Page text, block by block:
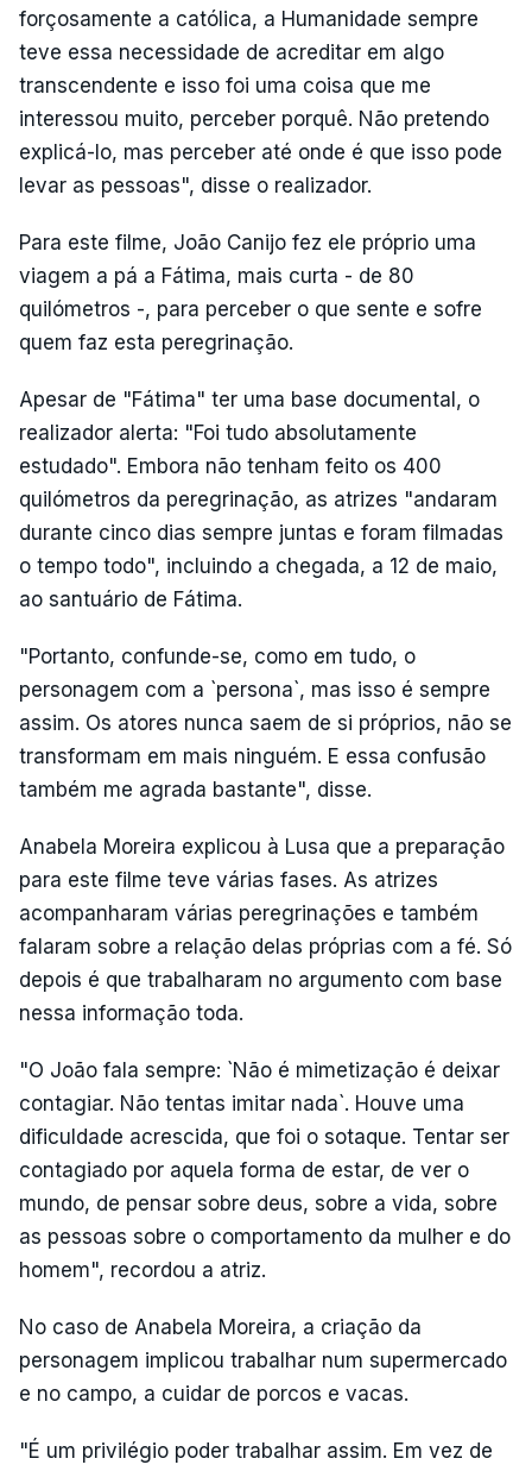
forçosamente a católica, a Humanidade sempre
teve essa necessidade de acreditar em algo
transcendente e isso foi uma coisa que me
interessou muito, perceber porquê. Não pretendo
explicá-lo, mas perceber até onde é que isso pode
levar as pessoas", disse o realizador.
Para este filme, João Canijo fez ele próprio uma
viagem a pá a Fátima, mais curta - de 80
quilómetros -, para perceber o que sente e sofre
quem faz esta peregrinação.
Apesar de "Fátima" ter uma base documental, o
realizador alerta: "Foi tudo absolutamente
estudado". Embora não tenham feito os 400
quilómetros da peregrinação, as atrizes "andaram
durante cinco dias sempre juntas e foram filmadas
o tempo todo", incluindo a chegada, a 12 de maio,
ao santuário de Fátima.
"Portanto, confunde-se, como em tudo, o
personagem com a `persona`, mas isso é sempre
assim. Os atores nunca saem de si próprios, não se
transformam em mais ninguém. E essa confusão
também me agrada bastante", disse.
Anabela Moreira explicou à Lusa que a preparação
para este filme teve várias fases. As atrizes
acompanharam várias peregrinações e também
falaram sobre a relação delas próprias com a fé. Só
depois é que trabalharam no argumento com base
nessa informação toda.
"O João fala sempre: `Não é mimetização é deixar
contagiar. Não tentas imitar nada`. Houve uma
dificuldade acrescida, que foi o sotaque. Tentar ser
contagiado por aquela forma de estar, de ver o
mundo, de pensar sobre deus, sobre a vida, sobre
as pessoas sobre o comportamento da mulher e do
homem", recordou a atriz.
No caso de Anabela Moreira, a criação da
personagem implicou trabalhar num supermercado
e no campo, a cuidar de porcos e vacas.
"É um privilégio poder trabalhar assim. Em vez de